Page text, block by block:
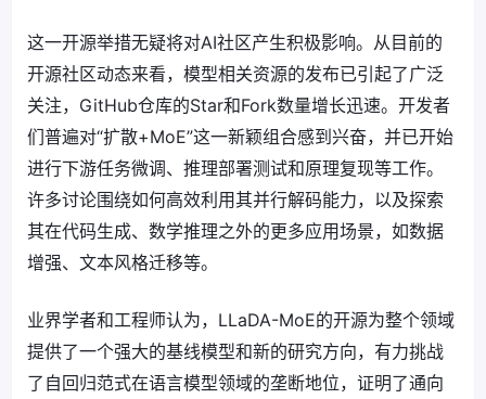
这一开源举措无疑将对AI社区产生积极影响。从目前的
开源社区动态来看，模型相关资源的发布已引起了广泛
关注，GitHub仓库的Star和Fork数量增长迅速。开发者
们普遍对“扩散+MoE”这一新颖组合感到兴奋，并已开始
进行下游任务微调、推理部署测试和原理复现等工作。
许多讨论围绕如何高效利用其并行解码能力，以及探索
其在代码生成、数学推理之外的更多应用场景，如数据
增强、文本风格迁移等。
业界学者和工程师认为，LLaDA-MoE的开源为整个领域
提供了一个强大的基线模型和新的研究方向，有力挑战
了自回归范式在语言模型领域的垄断地位，证明了通向